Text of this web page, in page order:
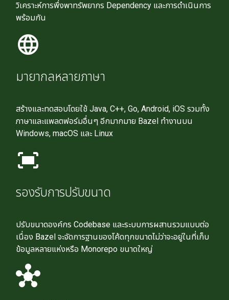
วิเคราะห์การพึ่งพาทรัพยากร Dependency และการดําเนินการ
พร้อมกัน
language
มายากลหลายภาษา
สร้างและทดสอบโดยใช้ Java, C++, Go, Android, iOS รวมทั้ง
ภาษาและแพลตฟอร์มอื่นๆ อีกมากมาย Bazel ทํางานบน
Windows, macOS และ Linux
fit_screen
รองรับการปรับขนาด
ปรับขนาดองค์กร Codebase และระบบการผสานรวมแบบต่อ
เนื่อง Bazel จะจัดการฐานของโค้ดทุกขนาดไม่ว่าจะอยู่ในที่เก็บ
ข้อมูลหลายแห่งหรือ Monorepo ขนาดใหญ่
hub